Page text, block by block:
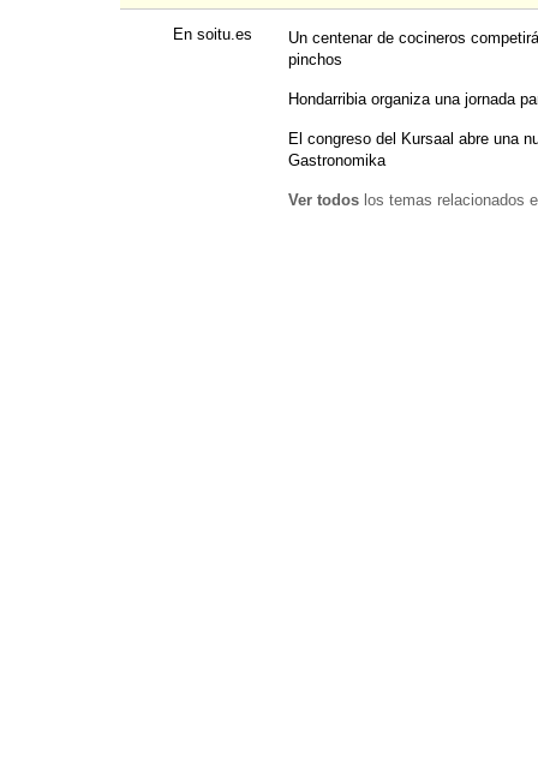
En soitu.es
Un centenar de cocineros
pinchos
Hondarribia organiza una jornada
El congreso del Kursaal abre una
Gastronomika
Ver todos los temas relacionados